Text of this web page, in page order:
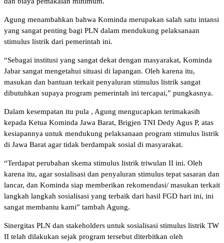
Agung menambahkan bahwa Kominda merupakan salah satu intansi
yang sangat penting bagi PLN dalam mendukung pelaksanaan
stimulus listrik dari pemerintah ini.
“Sebagai institusi yang sangat dekat dengan masyarakat, Kominda
Jabar sangat mengetahui situasi di lapangan. Oleh karena itu,
masukan dan bantuan terkait penyaluran stimulus listrik sangat
dibutuhkan supaya program pemerintah ini tercapai,” pungkasnya.
Dalam kesempatan itu pula , Agung mengucapkan terimakasih
kepada Ketua Kominda Jawa Barat, Brigjen TNI Dedy Agus P, atas
kesiapannya untuk mendukung pelaksanaan program stimulus listrik
di Jawa Barat agar tidak berdampak sosial di masyarakat.
“Terdapat perubahan skema stimulus listrik triwulan II ini. Oleh
karena itu, agar sosialisasi dan penyaluran stimulus tepat sasaran dan
lancar, dan Kominda siap memberikan rekomendasi/ masukan terkait
langkah langkah sosialisasi yang terbaik dari hasil FGD hari ini, ini
sangat membantu kami” tambah Agung.
Sinergitas PLN dan stakeholders untuk sosialisasi stimulus listrik TW
II telah dilakukan sejak program tersebut diterbitkan oleh